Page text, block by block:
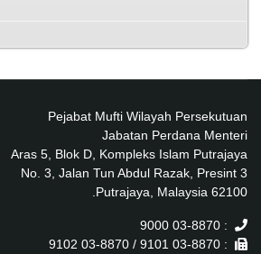
Pejabat Mufti Wilayah Persekutuan
Jabatan Perdana Menteri
Aras 5, Blok D, Kompleks Islam Putrajaya
No. 3, Jalan Tun Abdul Razak, Presint 3
62100 Putrajaya, Malaysia.
: 03-8870 9000
: 03-8870 9101 / 03-8870 9102